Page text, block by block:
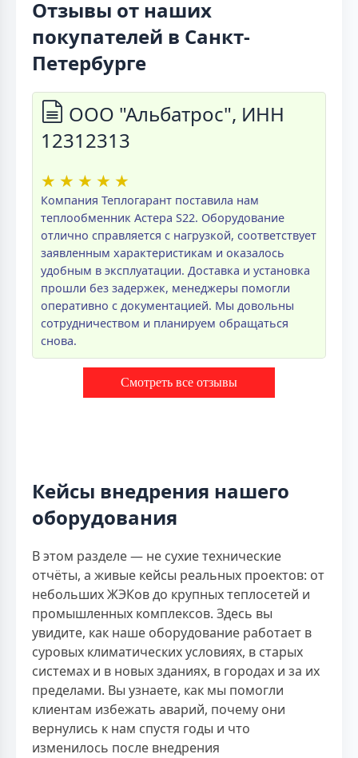
Отзывы от наших
покупателей в Санкт-
Петербурге
ООО "Альбатрос", ИНН
12312313
★ ★ ★ ★ ★
Компания Теплогарант поставила нам
теплообменник Астера S22. Оборудование
отлично справляется с нагрузкой, соответствует
заявленным характеристикам и оказалось
удобным в эксплуатации. Доставка и установка
прошли без задержек, менеджеры помогли
оперативно с документацией. Мы довольны
сотрудничеством и планируем обращаться
снова.
Смотреть все отзывы
Кейсы внедрения нашего
оборудования
В этом разделе — не сухие технические
отчёты, а живые кейсы реальных проектов: от
небольших ЖЭКов до крупных теплосетей и
промышленных комплексов. Здесь вы
увидите, как наше оборудование работает в
суровых климатических условиях, в старых
системах и в новых зданиях, в городах и за их
пределами. Вы узнаете, как мы помогли
клиентам избежать аварий, почему они
вернулись к нам спустя годы и что
изменилось после внедрения